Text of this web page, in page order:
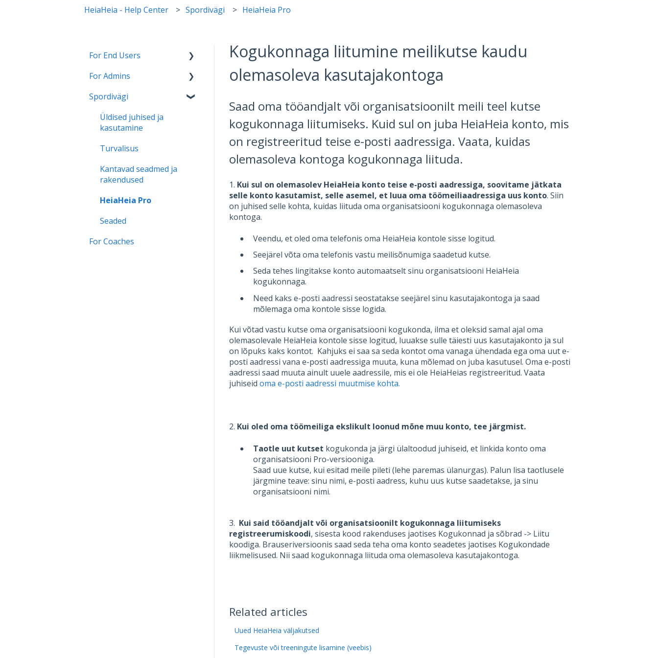
HeiaHeia - Help Center Spordivägi HeiaHeia Pro
Kogukonnaga liitumine meilikutse kaudu
olemasoleva kasutajakontoga
Saad oma tööandjalt või organisatsioonilt meili teel kutse
kogukonnaga liitumiseks. Kuid sul on juba HeiaHeia konto, mis
on registreeritud teise e-posti aadressiga. Vaata, kuidas
olemasoleva kontoga kogukonnaga liituda.
1. Kui sul on olemasolev HeiaHeia konto teise e-posti aadressiga, soovitame jätkata
selle konto kasutamist, selle asemel, et luua oma töömeiliaadressiga uus konto. Siin
on juhised selle kohta, kuidas liituda oma organisatsiooni kogukonnaga olemasoleva
kontoga.
Veendu, et oled oma telefonis oma HeiaHeia kontole sisse logitud.
Seejärel võta oma telefonis vastu meilisõnumiga saadetud kutse.
Seda tehes lingitakse konto automaatselt sinu organisatsiooni HeiaHeia
kogukonnaga.
Need kaks e-posti aadressi seostatakse seejärel sinu kasutajakontoga ja saad
mõlemaga oma kontole sisse logida.
Kui võtad vastu kutse oma organisatsiooni kogukonda, ilma et oleksid samal ajal oma
olemasolevale HeiaHeia kontole sisse logitud, luuakse sulle täiesti uus kasutajakonto ja sul
on lõpuks kaks kontot. Kahjuks ei saa sa seda kontot oma vanaga ühendada ega oma uut e-
posti aadressi vana e-posti aadressiga muuta, kuna mõlemad on juba kasutusel. Oma e-posti
aadressi saad muuta ainult uuele aadressile, mis ei ole HeiaHeias registreeritud. Vaata
juhiseid oma e-posti aadressi muutmise kohta.
2. Kui oled oma töömeiliga ekslikult loonud mõne muu konto, tee järgmist.
Taotle uut kutset kogukonda ja järgi ülaltoodud juhiseid, et linkida konto oma
organisatsiooni Pro-versiooniga.
Saad uue kutse, kui esitad meile pileti (lehe paremas ülanurgas). Palun lisa taotlusele
järgmine teave: sinu nimi, e-posti aadress, kuhu uus kutse saadetakse, ja sinu
organisatsiooni nimi.
3. Kui said tööandjalt või organisatsioonilt kogukonnaga liitumiseks
registreerumiskoodi, sisesta kood rakenduses jaotises Kogukonnad ja sõbrad -> Liitu
koodiga. Brauseriversioonis saad seda teha oma konto seadetes jaotises Kogukondade
liikmelisused. Nii saad kogukonnaga liituda oma olemasoleva kasutajakontoga.
Related articles
Uued HeiaHeia väljakutsed
Tegevuste või treeningute lisamine (veebis)
For End Users
HeiaHeia Pro
General instructions and
Wearables and health
Privacy
For Admins
HeiaHeia Onboarding
Support for continued
use
Spordivägi
Üldised juhised ja
kasutamine
Turvalisus
Kantavad seadmed ja
rakendused
HeiaHeia Pro
Seaded
For Coaches